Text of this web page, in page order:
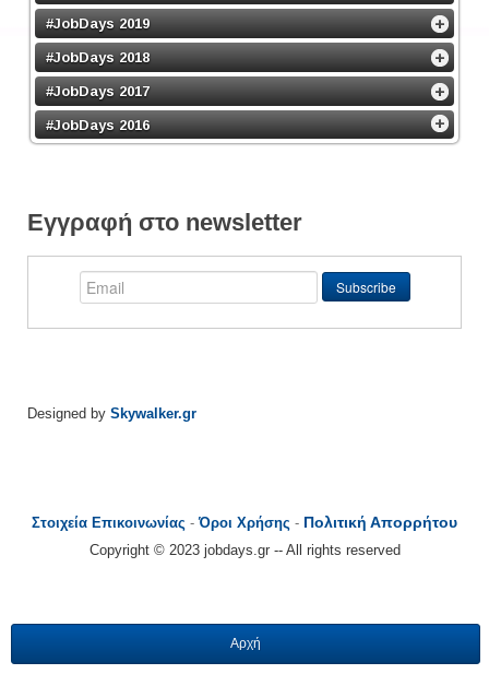
#JobDays 2019
#JobDays 2018
#JobDays 2017
#JobDays 2016
Εγγραφή στο newsletter
Designed by Skywalker.gr
Στοιχεία Επικοινωνίας -Όροι Χρήσης - Πολιτική Απορρήτου
Copyright © 2023 jobdays.gr -- All rights reserved
Αρχή